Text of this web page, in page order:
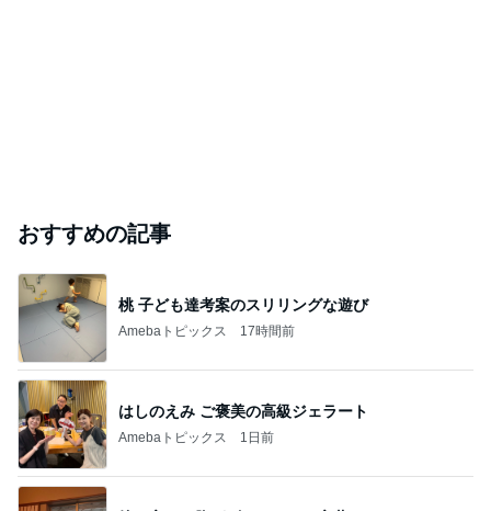
おすすめの記事
桃 子ども達考案のスリリングな遊び
Amebaトピックス 17時間前
はしのえみ ご褒美の高級ジェラート
Amebaトピックス 1日前